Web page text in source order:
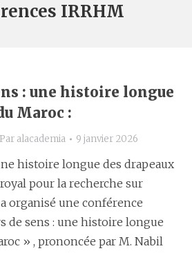
IRRHM
: une histoire longue
Maroc :
Par alacademia 9 janvier 2026
histoire longue des drapeaux
pour la recherche sur
organisé une conférence
de sens : une histoire longue
» , prononcée par M. Nabil